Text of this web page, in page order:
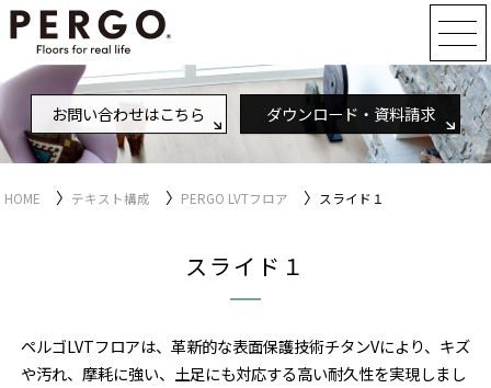
お問い合わせはこちら ダウンロード・資料請求
HOME 〉 テキスト構成 〉 PERGO LVTフロア 〉 スライド１
スライド１
ペルゴLVTフロアは、革新的な表面保護技術チタンVにより、キズ
や汚れ、摩耗に強い、土足にも対応する高い耐久性を実現しまし